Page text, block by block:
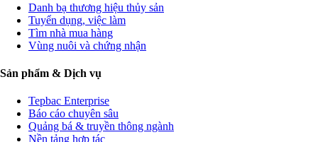
Danh bạ thương hiệu thủy sản
Tuyển dụng, việc làm
Tìm nhà mua hàng
Vùng nuôi và chứng nhận
Sản phẩm & Dịch vụ
Tepbac Enterprise
Báo cáo chuyên sâu
Quảng bá & truyền thông ngành
Nền tảng hợp tác